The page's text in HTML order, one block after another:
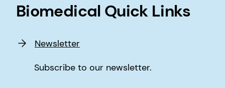
Biomedical Quick Links
Newsletter
Subscribe to our newsletter.